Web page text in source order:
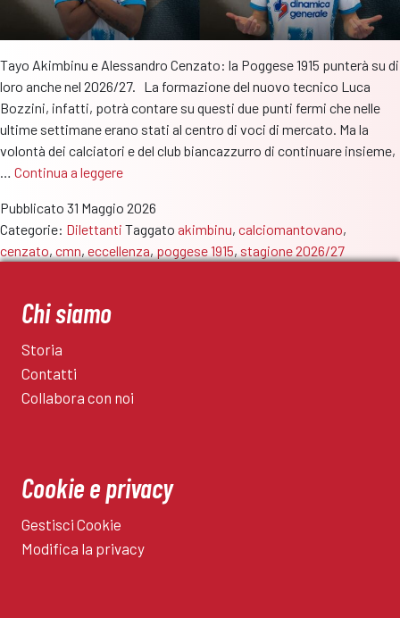
Tayo Akimbinu e Alessandro Cenzato: la Poggese 1915 punterà su di
loro anche nel 2026/27. La formazione del nuovo tecnico Luca
Bozzini, infatti, potrà contare su questi due punti fermi che nelle
ultime settimane erano stati al centro di voci di mercato. Ma la
volontà dei calciatori e del club biancazzurro di continuare insieme,
… Continua a leggerePoggese
Akimbinu
e
Cenzato
Pubblicato 31 Maggio 2026
Categorie: Dilettanti Taggato akimbinu, calciomantovano,
cenzato, cmn, eccellenza, poggese 1915, stagione 2026/27
Chi siamo
Storia
Contatti
Collabora con noi
Cookie e privacy
Gestisci Cookie
Modifica la privacy